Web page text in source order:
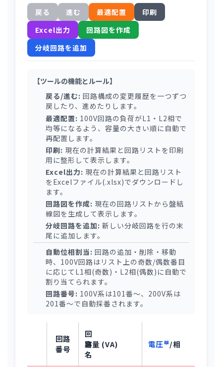
戻る 進む 最適配置
印刷
Excel出力
回路図を作成
分岐回路を追加
【ツールの機能とルール】
戻る/進む: 回路構成の変更履歴を一つずつ
戻したり、進めたりします。
最適配置: 100V回路の負荷がL1・L2相で
均等になるよう、容量の大きい順に自動で
再配置します。
印刷: 現在の計算結果と回路リストを印刷
用に整形して表示します。
Excel出力: 現在の計算結果と回路リスト
をExcelファイル(.xlsx)でダウンロードし
ます。
回路図を作成: 現在の回路リストから盤結
線図を生成して表示します。
分岐回路を追加: 新しい分岐回路を行の末
尾に追加します。
自動位相割当: 回路の追加・削除・移動
時、100V回路はリスト上の奇数/偶数番目
に応じてL1相(奇数)・L2相(偶数)に自動で
割り当てられます。
回路番号: 100V系は101番～、200V系は
201番～で自動採番されます。
回路
番号
回
路
名
容量 (VA) 電圧 /相